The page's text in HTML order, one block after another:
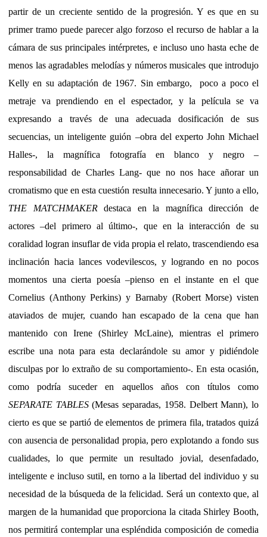
partir de un creciente sentido de la progresión. Y es que en su
primer tramo puede parecer algo forzoso el recurso de hablar a la
cámara de sus principales intérpretes, e incluso uno hasta eche de
menos las agradables melodías y números musicales que introdujo
Kelly en su adaptación de 1967. Sin embargo,
poco a poco el
metraje va prendiendo en el espectador, y la película se va
expresando a través de una adecuada dosificación de sus
secuencias, un inteligente guión –obra del experto John Michael
Halles-, la magnífica fotografía en blanco y negro –
responsabilidad de Charles Lang- que no nos hace añorar un
cromatismo que en esta cuestión resulta innecesario. Y junto a ello,
THE MATCHMAKERdestaca en la magnífica dirección de
actores –del primero al último-, que en la interacción de su
coralidad logran insuflar de vida propia el relato, trascendiendo esa
inclinación hacia lances vodevilescos, y logrando en no pocos
momentos una cierta poesía –pienso en el instante en el que
Cornelius (Anthony Perkins) y Barnaby (Robert Morse) visten
ataviados de mujer, cuando han escapado de la cena que han
mantenido con Irene (Shirley McLaine), mientras el primero
escribe una nota para esta declarándole su amor y pidiéndole
disculpas por lo extraño de su comportamiento-. En esta ocasión,
como podría suceder en aquellos años con títulos como
SEPARATE TABLES(Mesas separadas, 1958. Delbert Mann), lo
cierto es que se partió de elementos de primera fila, tratados quizá
con ausencia de personalidad propia, pero explotando a fondo sus
cualidades, lo que permite un resultado jovial, desenfadado,
inteligente e incluso sutil, en torno a la libertad del individuo y su
necesidad de la búsqueda de la felicidad. Será un contexto que, al
margen de la humanidad que proporciona la citada Shirley Booth,
nos permitirá contemplar una espléndida composición de comedia